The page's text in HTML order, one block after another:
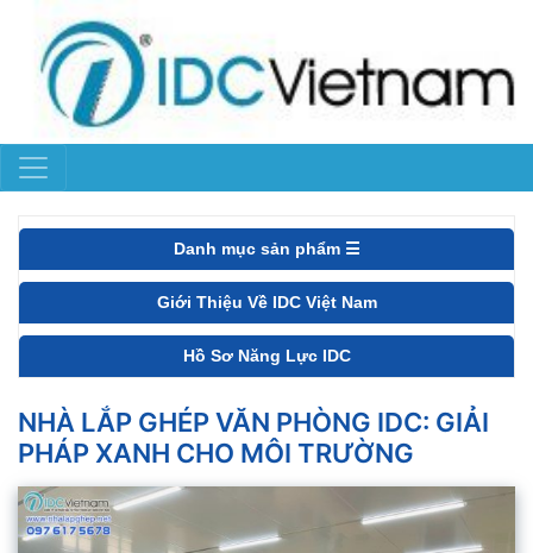
Danh mục sản phẩm ☰
Giới Thiệu Về IDC Việt Nam
Hồ Sơ Năng Lực IDC
NHÀ LẮP GHÉP VĂN PHÒNG IDC: GIẢI
PHÁP XANH CHO MÔI TRƯỜNG